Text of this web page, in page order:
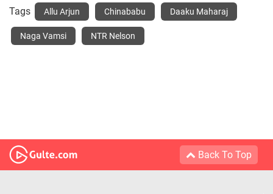
Tags Allu Arjun Chinababu Daaku Maharaj
Naga Vamsi NTR Nelson
Back To Top